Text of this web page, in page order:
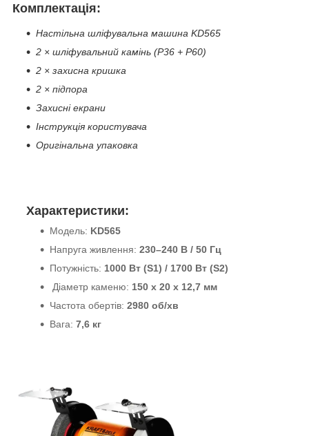
Характеристики:
Модель: KD565
Напруга живлення: 230–240 В / 50 Гц
Потужність: 1000 Вт (S1) / 1700 Вт (S2)
Діаметр каменю: 150 x 20 x 12,7 мм
Частота обертів: 2980 об/хв
Вага: 7,6 кг
Комплектація:
Настільна шліфувальна машина KD565
2 × шліфувальний камінь (P36 + P60)
2 × захисна кришка
2 × підпора
Захисні екрани
Інструкція користувача
Оригінальна упаковка